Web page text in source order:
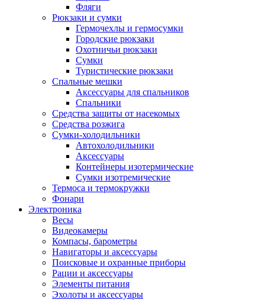
Фляги
Рюкзаки и сумки
Гермочехлы и гермосумки
Городские рюкзаки
Охотничьи рюкзаки
Сумки
Туристические рюкзаки
Спальные мешки
Аксессуары для спальников
Спальники
Средства защиты от насекомых
Средства розжига
Сумки-холодильники
Автохолодильники
Аксессуары
Контейнеры изотермические
Сумки изотремические
Термоса и термокружки
Фонари
Электроника
Весы
Видеокамеры
Компасы, барометры
Навигаторы и аксессуары
Поисковые и охранные приборы
Рации и аксессуары
Элементы питания
Эхолоты и аксессуары